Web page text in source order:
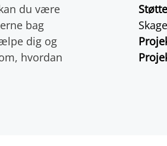
du være
bag
dig og
hvordan